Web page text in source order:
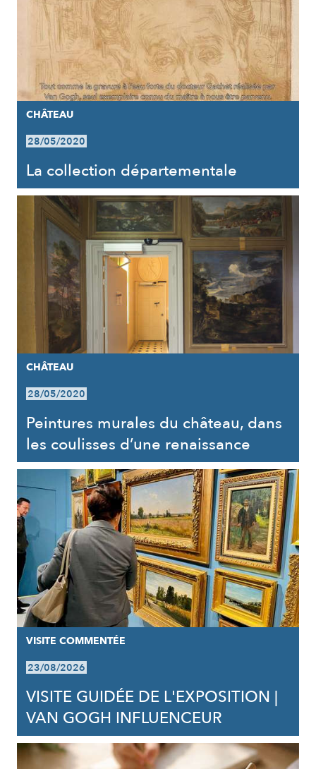
CHÂTEAU
28/05/2020
La collection départementale
CHÂTEAU
28/05/2020
Peintures murales du château, dans
les coulisses d’une renaissance
VISITE COMMENTÉE
23/08/2026
VISITE GUIDÉE DE L'EXPOSITION |
VAN GOGH INFLUENCEUR